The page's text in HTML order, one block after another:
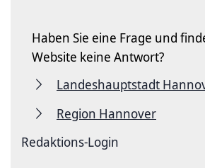
Haben Sie eine Frage und
Website keine Antwort?
Landeshauptstadt
Region Hannover
Redaktions-Login